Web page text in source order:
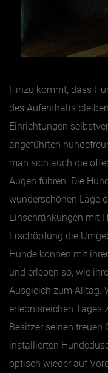
Hinzu kommt, dass
des Aufenthalts
Einrichtungen
angeführten
man sich auch die
Augen führen. Die
wunderschönen Lage
Einschränkungen mit
Erschöpfung die
Hunde können mit
und erleben so, wie
Ausgleich zum Alltag.
erlebnisreichen Tages
Besitzer seinen treuen
installierten
optisch wieder auf